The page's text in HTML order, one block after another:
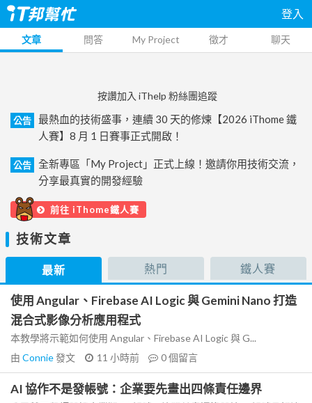
登入
文章 問答 My Project 徵才 聊天
按讚加入 iThelp 粉絲團追蹤
公告
最熱血的技術盛事，連續 30 天的修煉【2026 iThome 鐵
人賽】8 月 1 日賽事正式開啟！
公告
全新專區「My Project」正式上線！邀請你用技術交流，
分享最真實的開發經驗
前往 iThome鐵人賽
技術文章
最新 熱門 鐵人賽
使用 Angular、Firebase AI Logic 與 Gemini Nano 打造
混合式影像分析應用程式
本教學將示範如何使用 Angular、Firebase AI Logic 與 G...
由 Connie發文 11 小時前 0個留言
AI 協作不是發帳號：企業要先畫出四條責任邊界